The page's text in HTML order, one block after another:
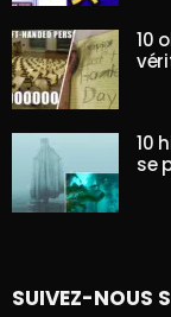
10
10
se
SUIVEZ-NOUS